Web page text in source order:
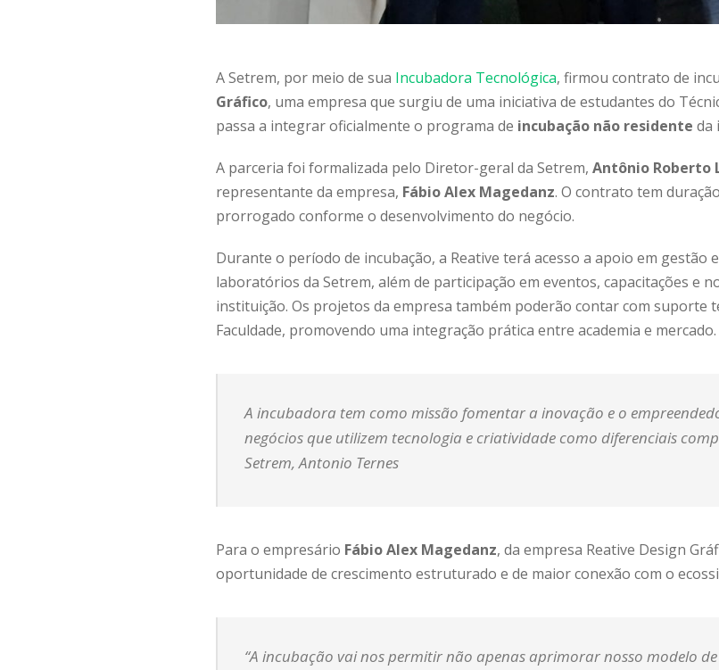
A Setrem, por meio de sua Incubadora Tecnológica, firmou contrato de
Gráfico, uma empresa que surgiu de uma iniciativa de estudantes do
passa a integrar oficialmente o programa de incubação não residente da
A parceria foi formalizada pelo Diretor-geral da Setrem, Antônio Roberto
representante da empresa, Fábio Alex Magedanz. O contrato tem
prorrogado conforme o desenvolvimento do negócio.
Durante o período de incubação, a Reative terá acesso a apoio em gestão
laboratórios da Setrem, além de participação em eventos, capacitações e
instituição. Os projetos da empresa também poderão contar com suporte
Faculdade, promovendo uma integração prática entre academia e mercado.
A incubadora tem como missão fomentar a inovação e o
negócios que utilizem tecnologia e criatividade como diferenciais
Setrem, Antonio Ternes
Para o empresário Fábio Alex Magedanz, da empresa Reative Design
oportunidade de crescimento estruturado e de maior conexão com o
“A incubação vai nos permitir não apenas aprimorar nosso modelo